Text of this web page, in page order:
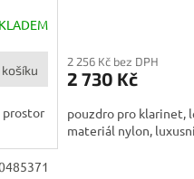
R
M
A
prostor
2 256 Kč bez DPH
2 730 Kč
pouzdro pro klarinet,
materiál nylon,